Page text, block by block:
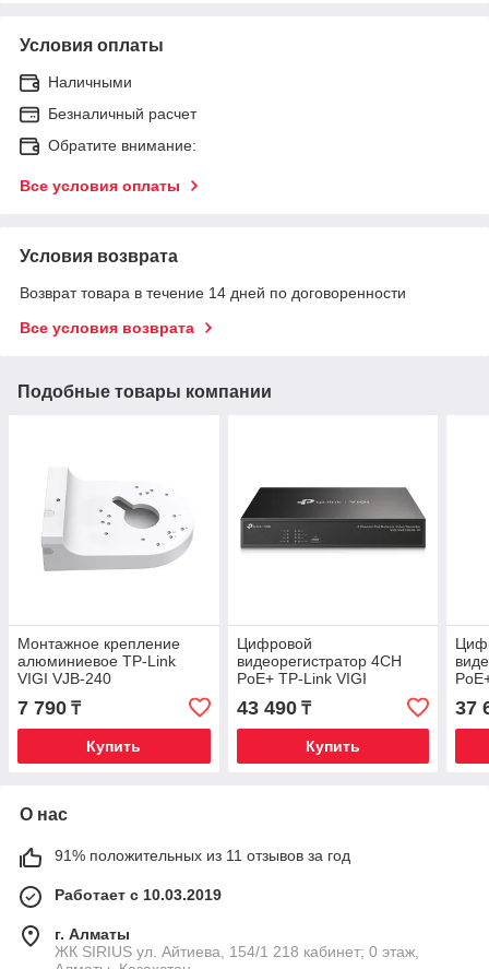
Условия оплаты
Наличными
Безналичный расчет
Обратите внимание:
Все условия оплаты
Условия возврата
Возврат товара в течение 14 дней по договоренности
Все условия возврата
Подобные товары компании
Монтажное крепление
алюминиевое TP-Link
VIGI VJB-240
7 790 ₸
Купить
Цифровой
видеорегистратор 4CH
PoE+ TP-Link VIGI
NVR1004H-4P
43 490₸
Купить
37
О нас
91% положительных из 11 отзывов за год
Работает с 10.03.2019
г. Алматы
​ЖК SIRIUS​ ул. Айтиева, 154/1​ 218 кабинет; 0 этаж,